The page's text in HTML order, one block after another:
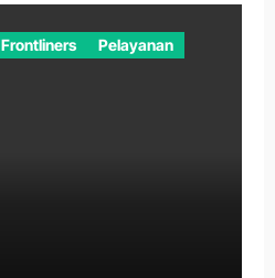
Frontliners Pelayanan